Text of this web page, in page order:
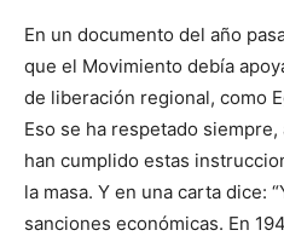
En un documento del año
que el Movimiento debía
de liberación regional, como
Eso se ha respetado
han cumplido estas
la masa. Y en una carta dice:
sanciones económicas. En